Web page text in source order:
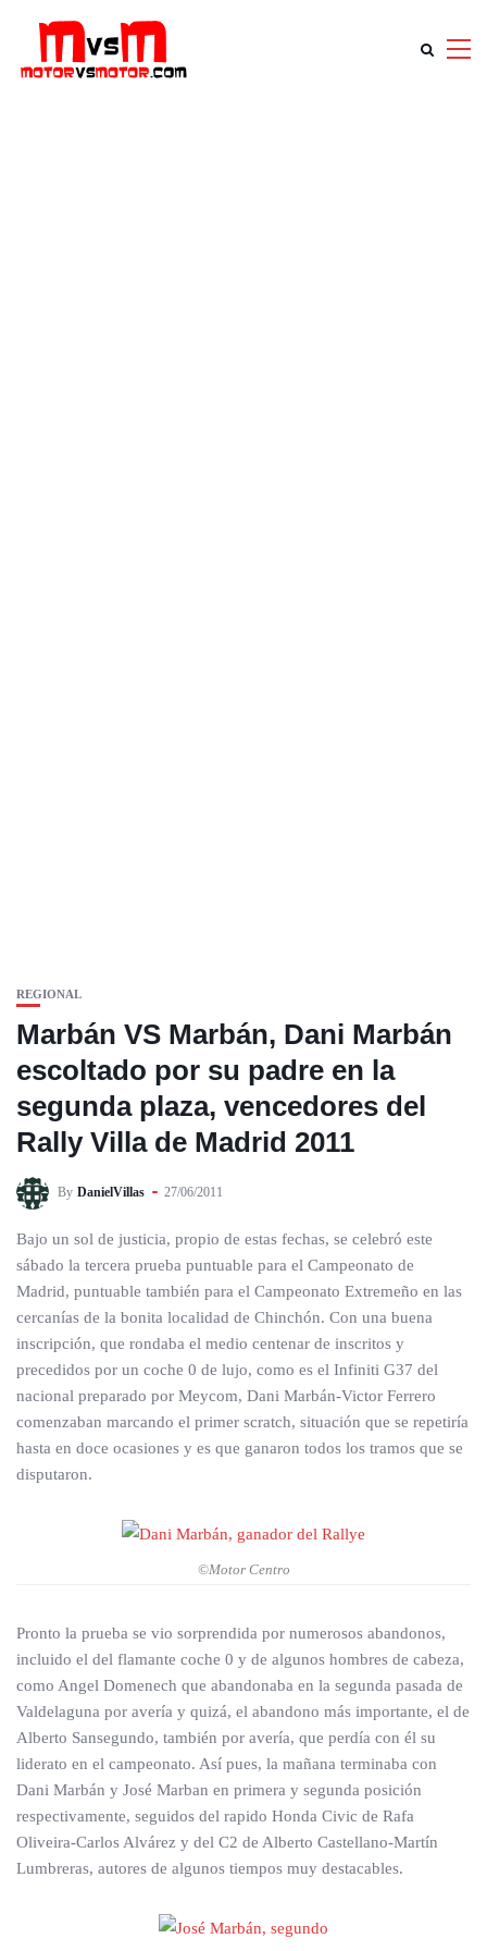
REGIONAL
Marbán VS Marbán, Dani Marbán
escoltado por su padre en la
segunda plaza, vencedores del
Rally Villa de Madrid 2011
By DanielVillas 27/06/2011
Bajo un sol de justicia, propio de estas fechas, se celebró este
sábado la tercera prueba puntuable para el Campeonato de
Madrid, puntuable también para el Campeonato Extremeño en las
cercanías de la bonita localidad de Chinchón. Con una buena
inscripción, que rondaba el medio centenar de inscritos y
precedidos por un coche 0 de lujo, como es el Infiniti G37 del
nacional preparado por Meycom, Dani Marbán-Victor Ferrero
comenzaban marcando el primer scratch, situación que se repetiría
hasta en doce ocasiones y es que ganaron todos los tramos que se
disputaron.
©Motor Centro
Pronto la prueba se vio sorprendida por numerosos abandonos,
incluido el del flamante coche 0 y de algunos hombres de cabeza,
como Angel Domenech que abandonaba en la segunda pasada de
Valdelaguna por avería y quizá, el abandono más importante, el de
Alberto Sansegundo, también por avería, que perdía con él su
liderato en el campeonato. Así pues, la mañana terminaba con
Dani Marbán y José Marban en primera y segunda posición
respectivamente, seguidos del rapido Honda Civic de Rafa
Oliveira-Carlos Alvárez y del C2 de Alberto Castellano-Martín
Lumbreras, autores de algunos tiempos muy destacables.